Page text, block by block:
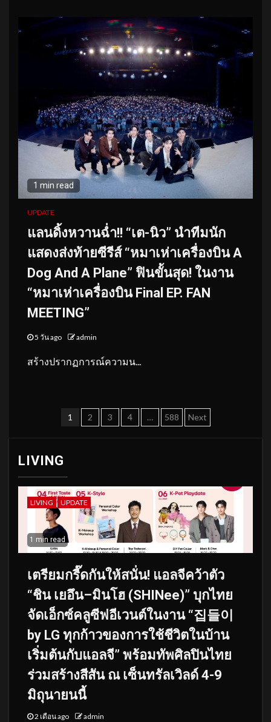
1 min read
UPDATE
แลนดิ้งหวานฉ่ำ!! “เต-นิว” นำทีมนัก
แสดงส่งท้ายซีรีส์ “หมาเห่าเครื่องบิน A
Dog And A Plane” ฟินขั้นสุด! ในงาน
“หมาเห่าเครื่องบิน Final EP. FAN
MEETING”
5 วัน ago admin
สร้างปรากฏการณ์ความน...
Posts
1 2 3 4 … 588 Next
LIVING
LIVING UPDATE
1 min read
เตรียมกรี๊ดกันให้สนั่น! แอลจีคว้าตัว
“ชิน เยอึน–มินโฮ (SHINee)” บุกไทย
จัดเอ็กซ์คลูซีฟอีเวนต์ในงาน “집들이
by LG ทุกก้าวของการใช้ชีวิตในบ้าน
เริ่มต้นกับแอลจี” พร้อมทัพศิลปินไทย
ร่วมสร้างสีสัน ณ เซ็นทรัลเวิลด์ 4-9
มิถุนายนนี้
2 เดือน ago admin